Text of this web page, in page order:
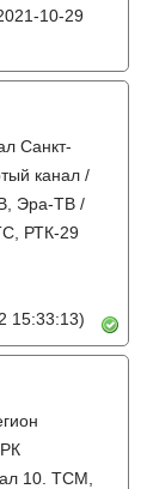
10-29
Санкт-
канал /
Эра-ТВ /
РТК-29
15:33:13)
10. ТСМ,